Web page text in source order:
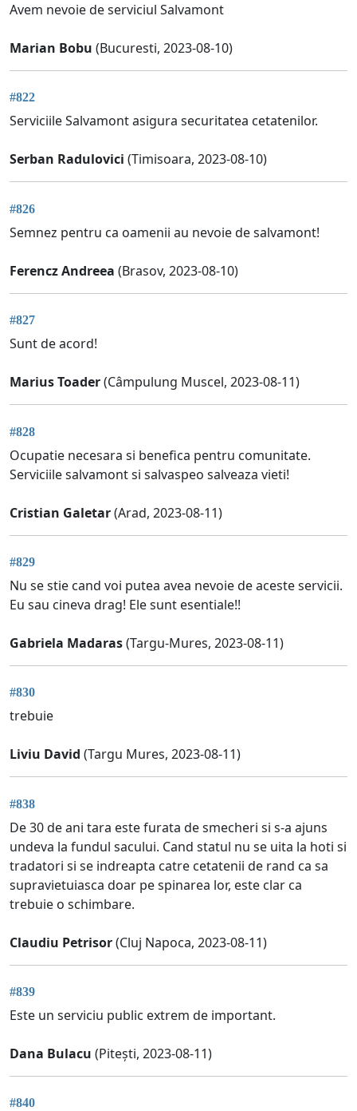
Avem nevoie de serviciul Salvamont
Marian Bobu (Bucuresti, 2023-08-10)
#822
Serviciile Salvamont asigura securitatea cetatenilor.
Serban Radulovici (Timisoara, 2023-08-10)
#826
Semnez pentru ca oamenii au nevoie de salvamont!
Ferencz Andreea (Brasov, 2023-08-10)
#827
Sunt de acord!
Marius Toader(Câmpulung Muscel, 2023-08-11)
#828
Ocupatie necesara si benefica pentru comunitate.
Serviciile salvamont si salvaspeo salveaza vieti!
Cristian Galetar(Arad, 2023-08-11)
#829
Nu se stie cand voi putea avea nevoie de aceste servicii.
Eu sau cineva drag! Ele sunt esentiale!!
Gabriela Madaras(Targu-Mures, 2023-08-11)
#830
trebuie
Liviu David (Targu Mures, 2023-08-11)
#838
De 30 de ani tara este furata de smecheri si s-a ajuns
undeva la fundul sacului. Cand statul nu se uita la hoti si
tradatori si se indreapta catre cetatenii de rand ca sa
supravietuiasca doar pe spinarea lor, este clar ca
trebuie o schimbare.
Claudiu Petrisor(Cluj Napoca, 2023-08-11)
#839
Este un serviciu public extrem de important.
Dana Bulacu (Pitești, 2023-08-11)
#840